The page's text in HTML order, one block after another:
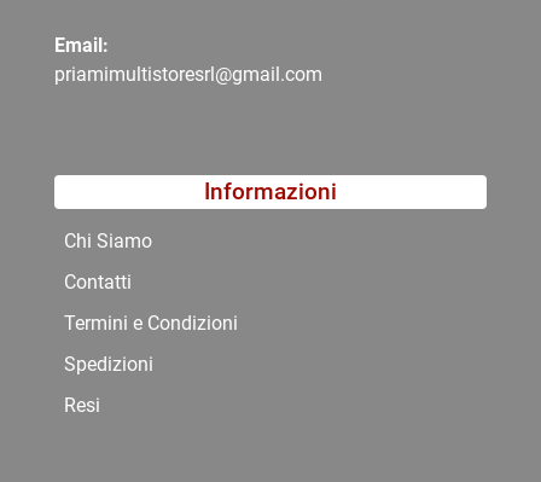
Email:
priamimultistoresrl@gmail.com
Informazioni
Chi Siamo
Contatti
Termini e Condizioni
Spedizioni
Resi